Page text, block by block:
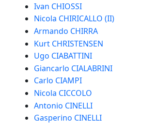
Ivan CHIOSSI
Nicola CHIRICALLO (II)
Armando CHIRRA
Kurt CHRISTENSEN
Ugo CIABATTINI
Giancarlo CIALABRINI
Carlo CIAMPI
Nicola CICCOLO
Antonio CINELLI
Gasperino CINELLI